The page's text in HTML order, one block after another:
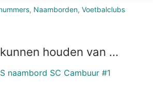
, Naamborden, Voetbalclubs
houden van …